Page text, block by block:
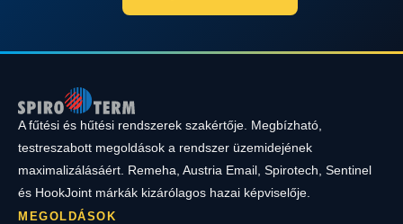
A fűtési és hűtési rendszerek szakértője. Megbízható,
testreszabott megoldások a rendszer üzemidejének
maximalizálásáért. Remeha, Austria Email, Spirotech, Sentinel
és HookJoint márkák kizárólagos hazai képviselője.
MEGOLDÁSOK